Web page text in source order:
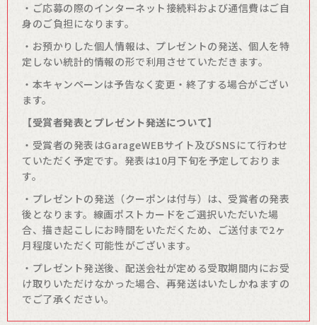
・ご応募の際のインターネット接続料および通信費はご自
身のご負担になります。
・お預かりした個人情報は、プレゼントの発送、個人を特
定しない統計的情報の形で利用させていただきます。
・本キャンペーンは予告なく変更・終了する場合がござい
ます。
【受賞者発表とプレゼント発送について】
・受賞者の発表はGarageWEBサイト及びSNSにて行わせ
ていただく予定です。発表は10月下旬を予定しておりま
す。
・プレゼントの発送（クーポンは付与）は、受賞者の発表
後となります。線画ポストカードをご選択いただいた場
合、描き起こしにお時間をいただくため、ご送付まで2ヶ
月程度いただく可能性がございます。
・プレゼント発送後、配送会社が定める受取期間内にお受
け取りいただけなかった場合、再発送はいたしかねますの
でご了承ください。